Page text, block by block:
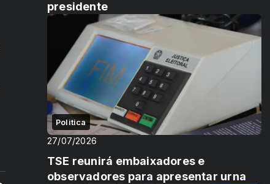
presidente
Politica
27/07/2026
TSE reunirá embaixadores e
observadores para apresentar urna